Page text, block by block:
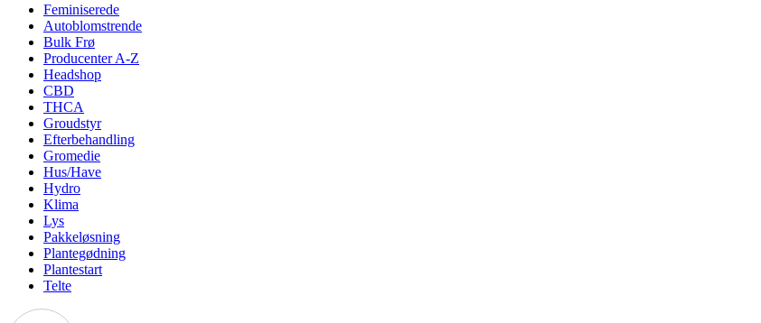
Feminiserede
Autoblomstrende
Bulk Frø
Producenter A-Z
Headshop
CBD
THCA
Groudstyr
Efterbehandling
Gromedie
Hus/Have
Hydro
Klima
Lys
Pakkeløsning
Plantegødning
Plantestart
Telte